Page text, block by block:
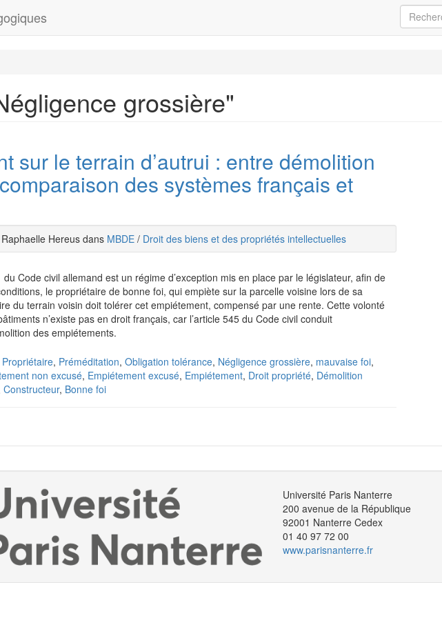
grossière"
sur le terrain d’autrui : entre démolition
des systèmes français et
Hereus dans MBDE / Droit des biens et des propriétés intellectuelles
du Code civil allemand est un régime d’exception mis en place par le législateur, afin de
le propriétaire de bonne foi, qui empiète sur la parcelle voisine lors de sa
du terrain voisin doit tolérer cet empiétement, compensé par une rente. Cette volonté
n’existe pas en droit français, car l’article 545 du Code civil conduit
des empiétements.
Propriétaire, Préméditation, Obligation tolérance, Négligence grossière, mauvaise foi,
non excusé, Empiétement excusé, Empiétement, Droit propriété, Démolition
Constructeur, Bonne foi
Université Paris Nanterre
200 avenue de la République
92001 Nanterre Cedex
01 40 97 72 00
www.parisnanterre.fr